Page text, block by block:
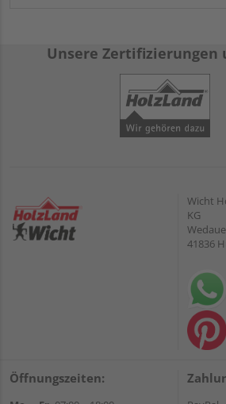
Unsere Zertifizierungen
Wicht
KG
41836
Öffnungszeiten: